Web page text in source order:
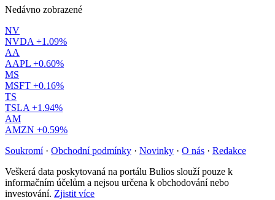
Nedávno zobrazené
NV
NVDA +1.09%
AA
AAPL +0.60%
MS
MSFT +0.16%
TS
TSLA +1.94%
AM
AMZN +0.59%
Soukromí · Obchodní podmínky · Novinky · O nás · Redakce
Veškerá data poskytovaná na portálu Bulios slouží pouze k
informačním účelům a nejsou určena k obchodování nebo
investování. Zjistit více